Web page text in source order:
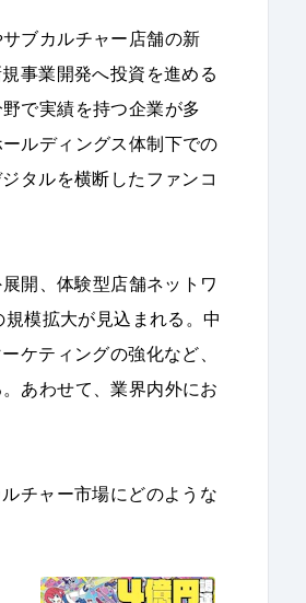
ブカルチャー店舗の新
事業開発へ投資を進める
で実績を持つ企業が多
ルディングス体制下での
タルを横断したファンコ
開、体験型店舗ネットワ
模拡大が見込まれる。中
ケティングの強化など、
あわせて、業界内外にお
チャー市場にどのような